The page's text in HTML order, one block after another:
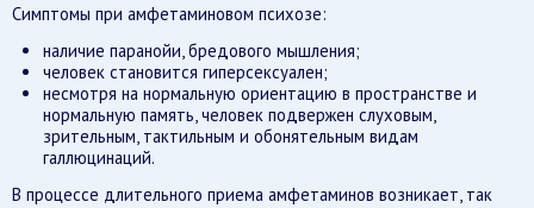
Симптомы при амфетаминовом психозе:
наличие паранойи, бредового мышления;
человек становится гиперсексуален;
несмотря на нормальную ориентацию в пространстве и
нормальную память, человек подвержен слуховым,
зрительным, тактильным и обонятельным видам
галлюцинаций.
В процессе длительного приема амфетаминов возникает, так